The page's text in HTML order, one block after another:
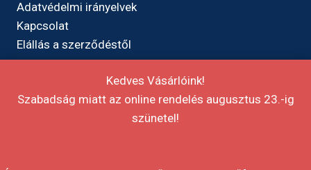
Kedves Vásárlóink!
Szabadság miatt az online rendelés augusztus 23.-ig
szünetel!
Adatvédelmi irányelvek
Kapcsolat
Elállás a szerződéstől